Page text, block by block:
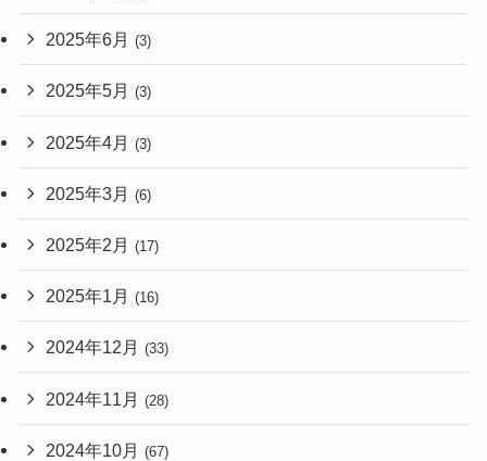
2025年6月 (3)
2025年5月 (3)
2025年4月 (3)
2025年3月 (6)
2025年2月 (17)
2025年1月 (16)
2024年12月 (33)
2024年11月 (28)
2024年10月 (67)